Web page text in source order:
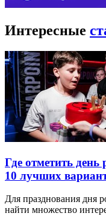
Интересные
Где отметить
10 лучших
Для празднования дня
найти множество